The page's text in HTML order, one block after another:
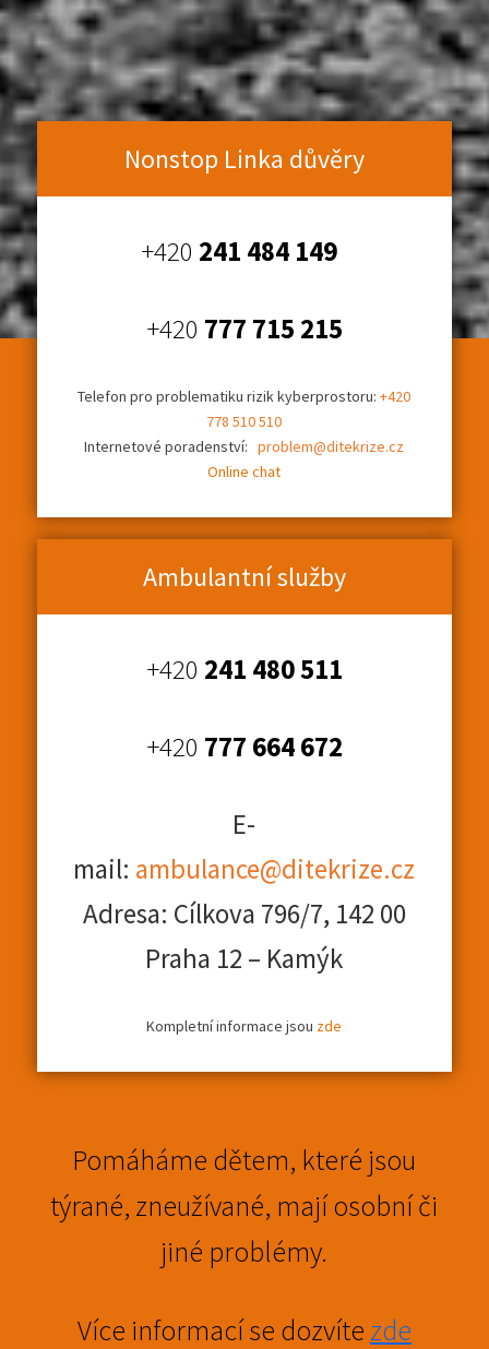
Nonstop Linka důvěry
+420 241 484 149
+420 777 715 215
Telefon pro problematiku rizik kyberprostoru: +420
778 510 510
Internetové poradenství:problem@ditekrize.cz
Online chat
Ambulantní služby
+420 241 480 511
+420 777 664 672
E-
mail: ambulance@ditekrize.cz
Adresa: Cílkova 796/7, 142 00
Praha 12 – Kamýk
Kompletní informace jsou zde
Pomáháme dětem, které jsou
týrané, zneužívané, mají osobní či
jiné problémy.
Více informací se dozvíte zde